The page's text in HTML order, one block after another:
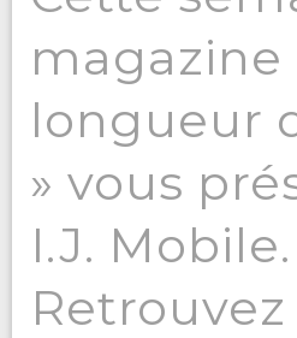
magazine
longueur
» vous
I.J. Mobile.